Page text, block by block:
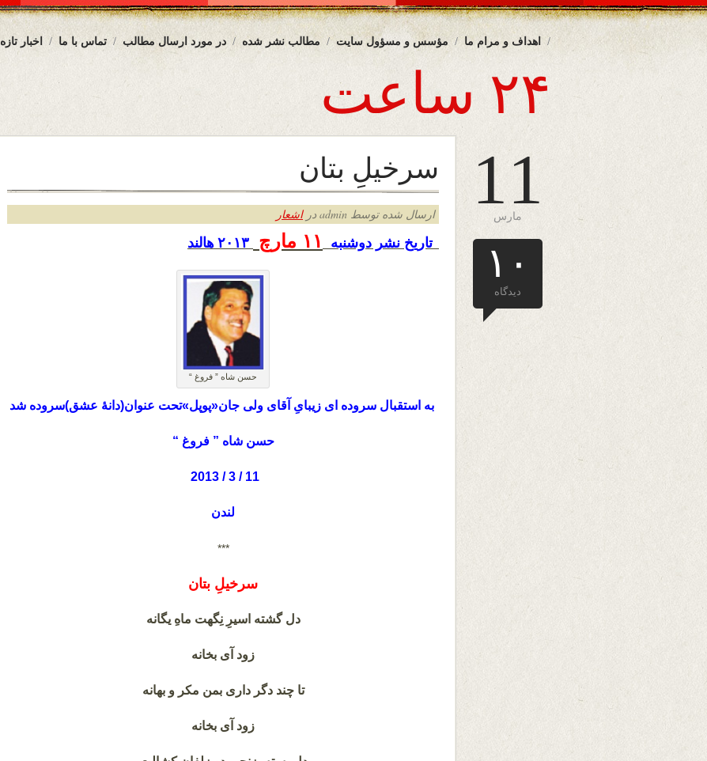
اخبار تازه تماس با ما در مورد ارسال مطالب مطالب نشر شده مؤسس و مسؤول سایت اهداف و مرام ما
۲۴ ساعت
11
مارس
۱۰
دیدگاه
سرخیلِ بتان
ارسال شده توسط admin در اشعار
تاریخ نشر دوشنبه ۱۱ مارچ ۲۰۱۳ هالند
حسن شاه ” فروغ “
به استقبال سروده ای زیبایِ آقای ولی جان«پوپل»تحت عنوان(دانهٔ عشق)سروده شد
حسن شاه ” فروغ “
11 / 3 / 2013
لندن
***
سرخیلِ بتان
دل گشته اسیرِ نِگهت ماهِ یگانه
زود آی بخانه
تا چند دگر داری بمن مکر و بهانه
زود آی بخانه